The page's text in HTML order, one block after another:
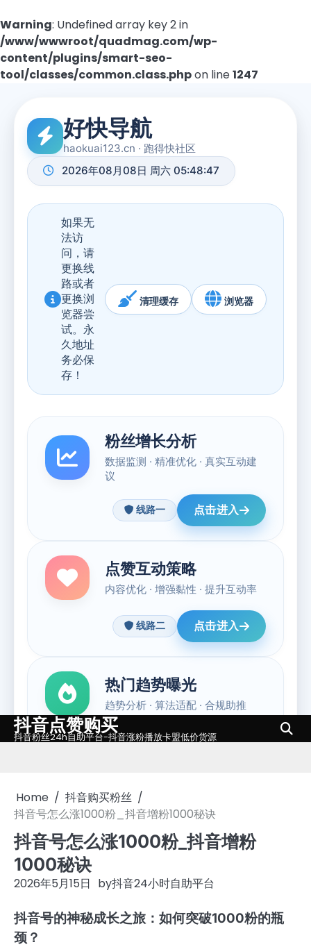
Warning: Undefined array key 2 in
/www/wwwroot/quadmag.com/wp-
content/plugins/smart-seo-
tool/classes/common.class.phpon line1247
Skip
to
抖音点赞购买
抖音粉丝24h自助平台-抖音涨粉播放卡盟低价货源
Home
抖音购买粉丝
抖音号怎么涨1000粉_抖音增粉1000秘诀
抖音号怎么涨1000粉_抖音增粉
1000秘诀
2026年5月15日 by抖音24小时自助平台
抖音号的神秘成长之旅：如何突破1000粉的瓶
颈？